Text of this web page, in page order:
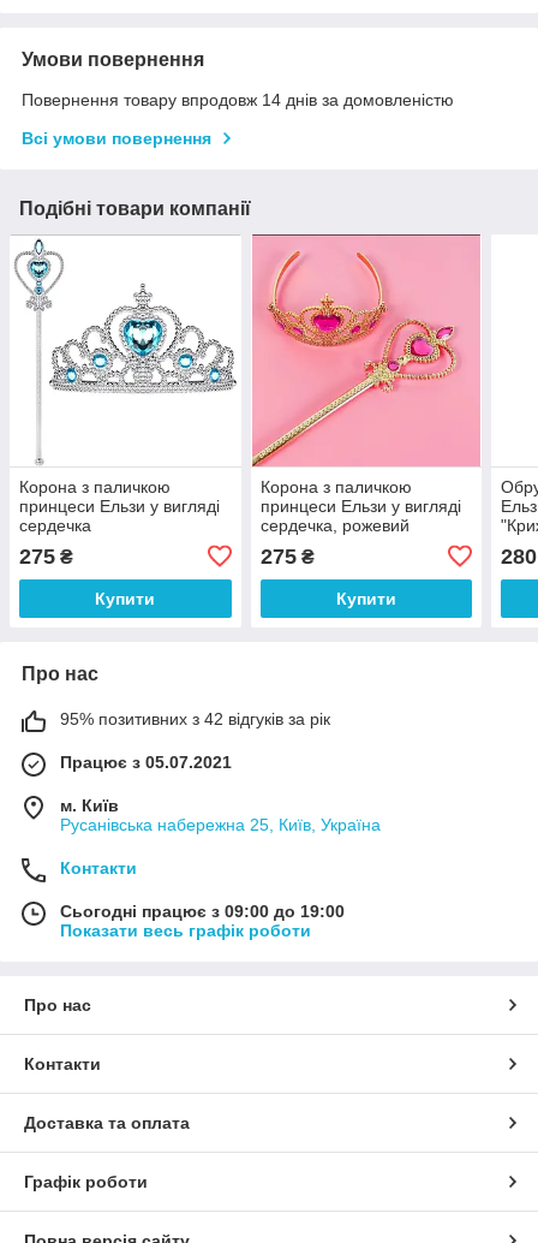
Умови повернення
Повернення товару впродовж 14 днів за домовленістю
Всі умови повернення
Подібні товари компанії
Корона з паличкою
принцеси Ельзи у вигляді
сердечка
275 ₴
Купити
Корона з паличкою
принцеси Ельзи у вигляді
сердечка, рожевий
275₴
Купити
280
Про нас
95% позитивних з 42 відгуків за рік
Працює з 05.07.2021
м. Київ
Русанівська набережна 25, Київ, Україна
Контакти
Сьогодні працює з 09:00 до 19:00
Показати весь графік роботи
Про нас
Контакти
Доставка та оплата
Графік роботи